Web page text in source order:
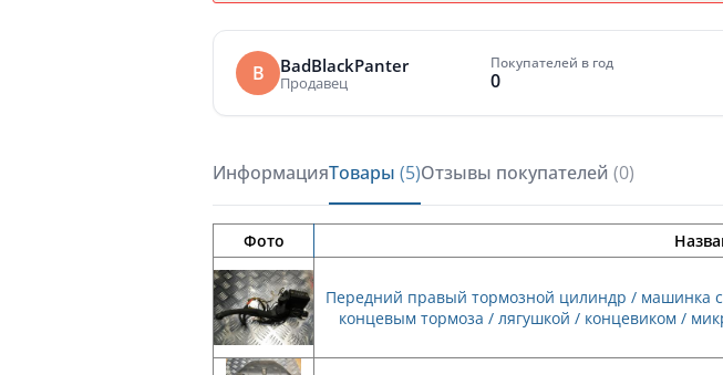
B BadBlackPanter
Продавец
Покупателей в год
0
ИнформацияТовары (5)Отзывы покупателей (0)
Фото
Передний правый тормозной цилиндр / машинка
концевым тормоза / лягушкой / концевиком /